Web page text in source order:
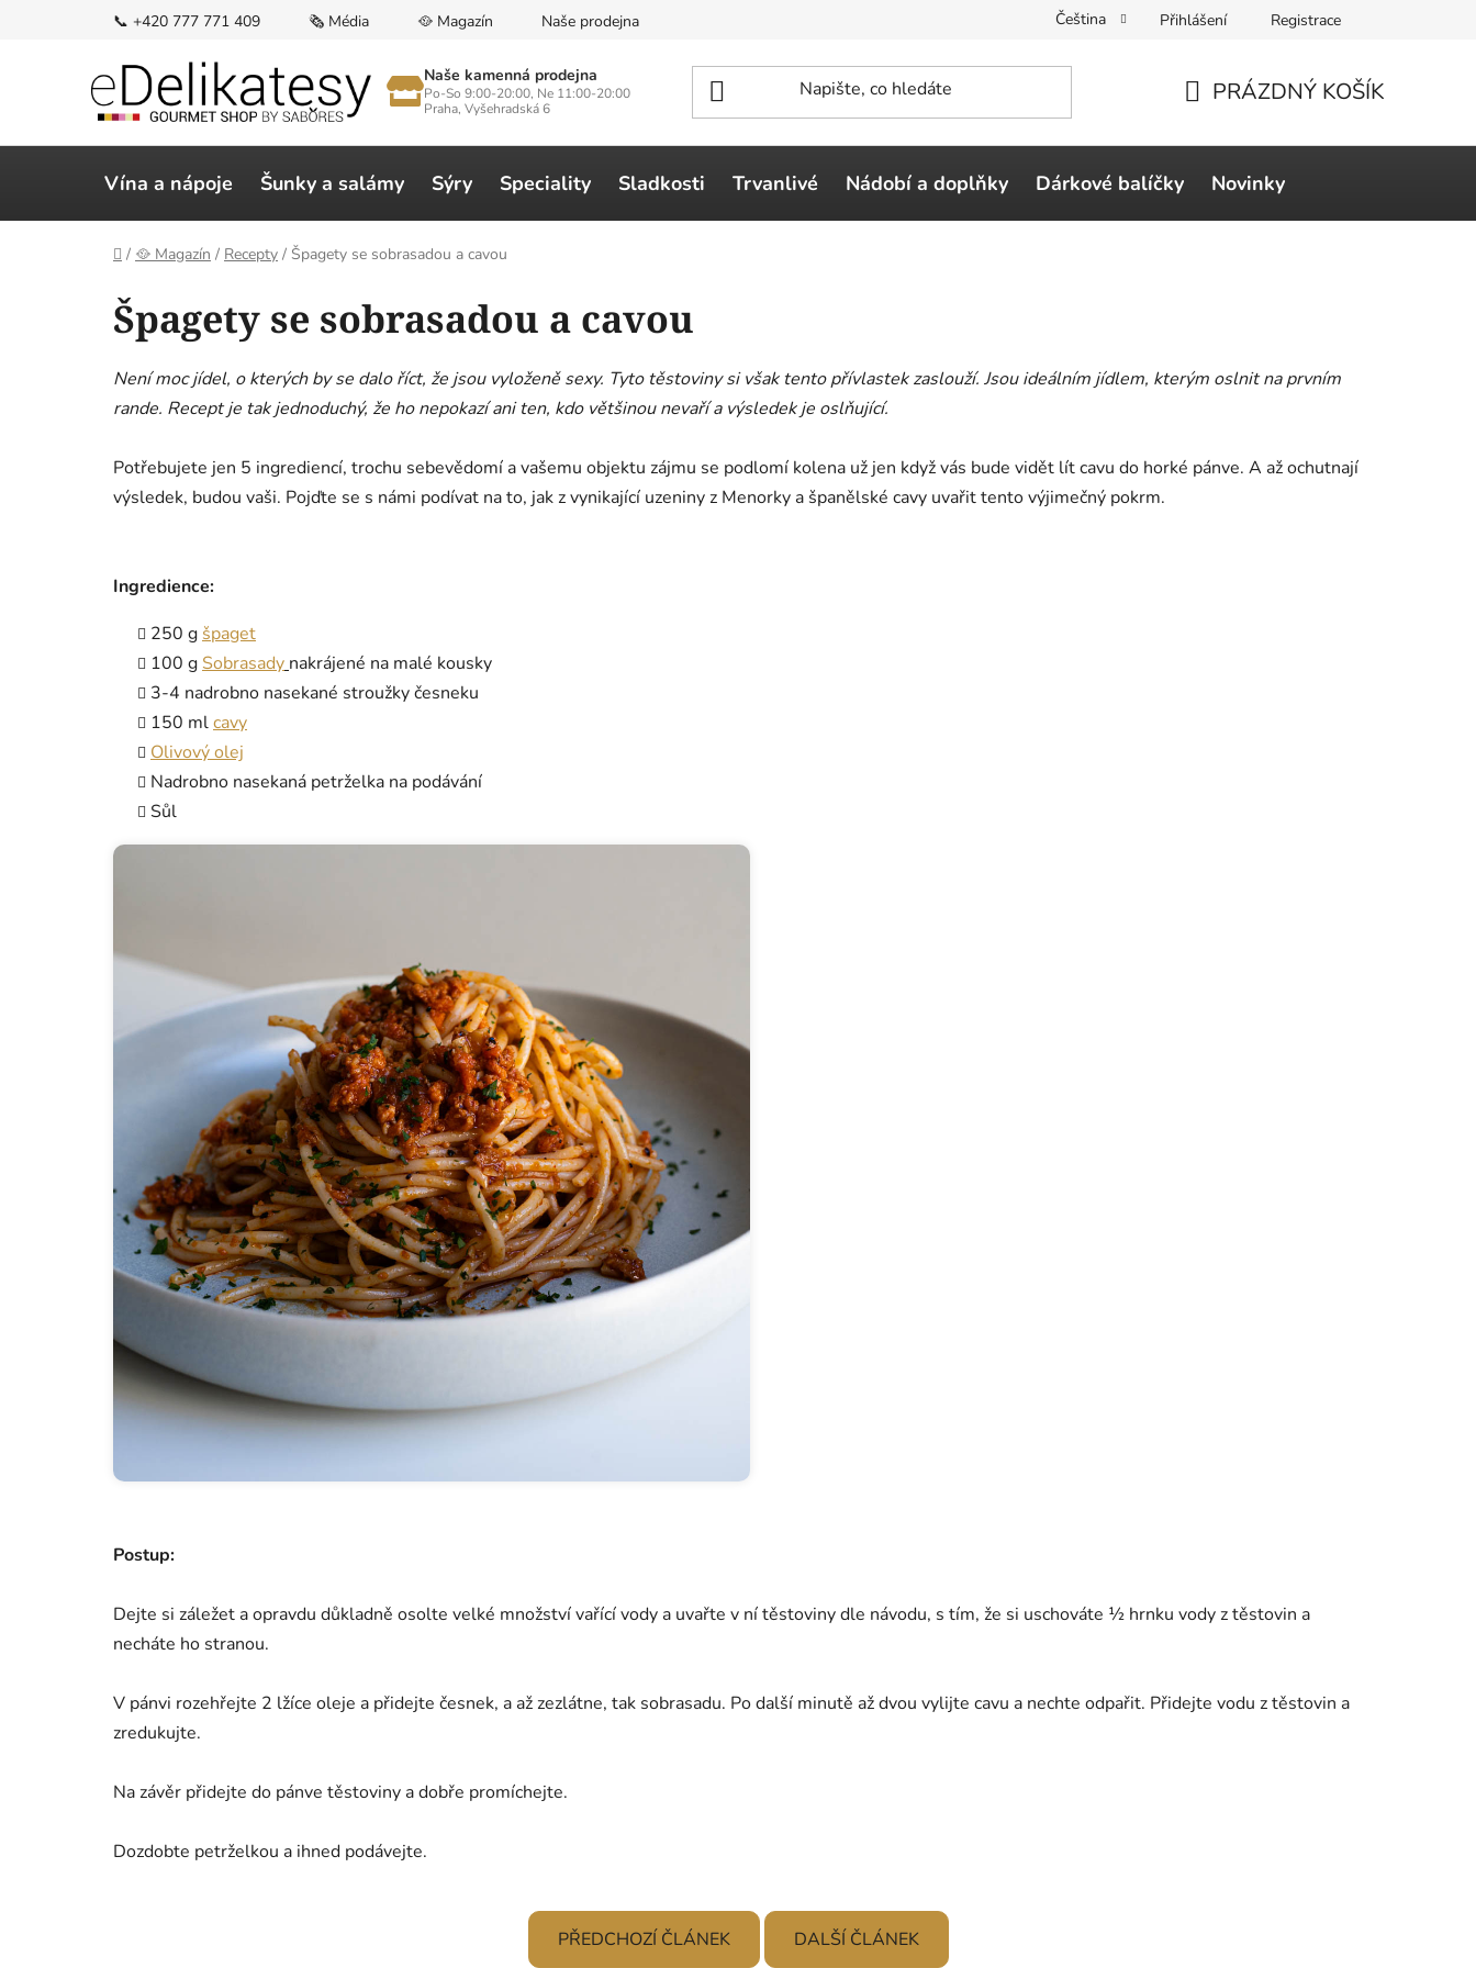
📞 +420 777 771 409 🗞️ Média 🥘 Magazín Naše prodejna Čeština Přihlášení Registrace
Naše kamenná prodejna
Po-So 9:00-20:00, Ne 11:00-20:00
Praha, Vyšehradská 6
KOŠÍK
PRÁZDNÝ KOŠÍK
Vína a nápoje Šunky a salámy Sýry Speciality Sladkosti Trvanlivé Nádobí a doplňky Dárkové balíčky Novinky
Domů
/ 🥘 Magazín / Recepty / Špagety se sobrasadou a cavou
Špagety se sobrasadou a cavou
Není moc jídel, o kterých by se dalo říct, že jsou vyloženě sexy. Tyto těstoviny si však tento přívlastek zaslouží. Jsou ideálním jídlem, kterým oslnit na prvním
rande. Recept je tak jednoduchý, že ho nepokazí ani ten, kdo většinou nevaří a výsledek je oslňující.
Potřebujete jen 5 ingrediencí, trochu sebevědomí a vašemu objektu zájmu se podlomí kolena už jen když vás bude vidět lít cavu do horké pánve. A až ochutnají
výsledek, budou vaši. Pojďte se s námi podívat na to, jak z vynikající uzeniny z Menorky a španělské cavy uvařit tento výjimečný pokrm.
Ingredience:
250 g špaget
100 g Sobrasady nakrájené na malé kousky
3-4 nadrobno nasekané stroužky česneku
150 mlcavy
Olivový olej
Nadrobno nasekaná petrželka na podávání
Sůl
Postup:
Dejte si záležet a opravdu důkladně osolte velké množství vařící vody a uvařte v ní těstoviny dle návodu, s tím, že si uschováte ½ hrnku vody z těstovin a
necháte ho stranou.
V pánvi rozehřejte 2 lžíce oleje a přidejte česnek, a až zezlátne, tak sobrasadu. Po další minutě až dvou vylijte cavu a nechte odpařit. Přidejte vodu z těstovin a
zredukujte.
Na závěr přidejte do pánve těstoviny a dobře promíchejte.
Dozdobte petrželkou a ihned podávejte.
PŘEDCHOZÍ ČLÁNEK DALŠÍ ČLÁNEK